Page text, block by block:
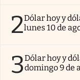
2Dólar hoy y
lunes 10 de
3Dólar hoy y
domingo 9 de